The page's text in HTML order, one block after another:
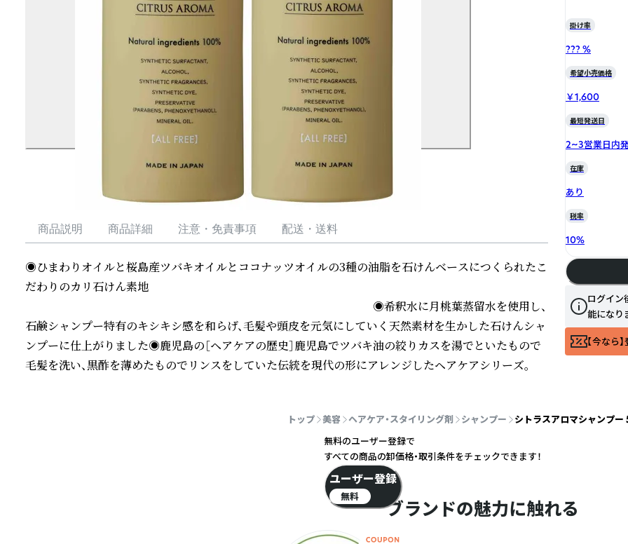
商品説明 商品詳細 注意・免責事項 配送・送料
◉ひまわりオイルと桜島産ツバキオイルとココナッツオイルの3種の油脂を石けんベースにつくられたこ
だわりのカリ石けん素地
◉希釈水に月桃葉蒸留水を使用し、
石鹸シャンプー特有のキシキシ感を和らげ、毛髪や頭皮を元気にしていく天然素材を生かした石けんシャ
ンプーに仕上がりました◉鹿児島の［ヘアケアの歴史］鹿児島でツバキ油の絞りカスを湯でといたもので
毛髪を洗い、黒酢を薄めたものでリンスをしていた伝統を現代の形にアレンジしたヘアケアシリーズ。
掛け率
??? %
希望小売価格
￥1,600
最短発送日
2~3営業日内
在庫
あり
税率
10%
ログイン
能になり
【今なら
トップ 美容 ヘアケア・スタイリング剤 シャンプー シトラスアロマシャンプ
ブランドの魅力に触れる
無料のユーザー登録で
すべての商品の卸価格・取引条件をチェックできます！
ユーザー登録
無料